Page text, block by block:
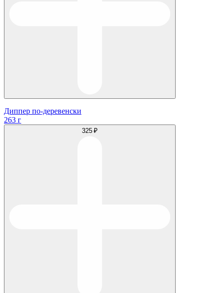
Диппер по-деревенски
263 г
325 ₽